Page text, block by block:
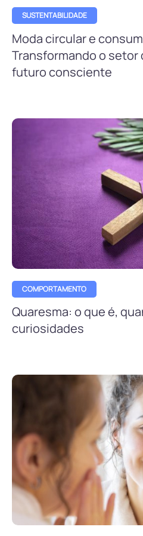
SUSTENTABILIDADE
Moda circular e
Transformando o setor
futuro consciente
COMPORTAMENTO
Quaresma: o que é,
curiosidades